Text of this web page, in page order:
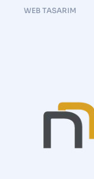
WEB TASARIM